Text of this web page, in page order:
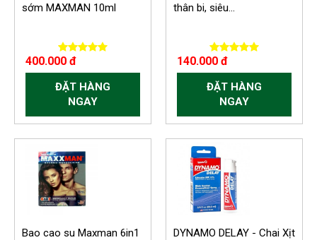
sớm MAXMAN 10ml
400.000 đ
ĐẶT HÀNG
NGAY
thân bi, siêu...
140.000 đ
ĐẶT HÀNG
NGAY
Bao cao su Maxman 6in1
-150.000 VND
DYNAMO DELAY - Chai Xịt